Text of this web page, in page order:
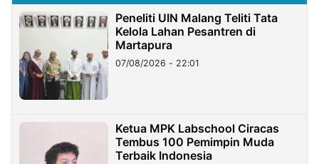
Peneliti UIN Malang Teliti Tata
Kelola Lahan Pesantren di
Martapura
07/08/2026 - 22:01
Ketua MPK Labschool Ciracas
Tembus 100 Pemimpin Muda
Terbaik Indonesia